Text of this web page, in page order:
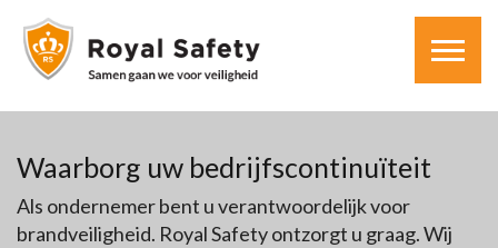
Waarborg uw bedrijfscontinuïteit
Als ondernemer bent u verantwoordelijk voor
brandveiligheid. Royal Safety ontzorgt u graag. Wij